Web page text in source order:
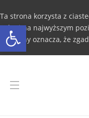
Otwórz pasek narzędzi
Ta strona korzysta z
usługi na najwyższym
ze strony oznacza, że